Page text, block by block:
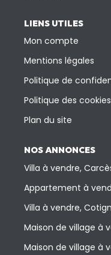
LIENS UTILES
Mon compte
Mentions légales
Politique de
Politique des cookies
Plan du site
NOS ANNONCES
Villa à vendre,
Appartement à
Villa à vendre,
Maison de village à
Maison de village à